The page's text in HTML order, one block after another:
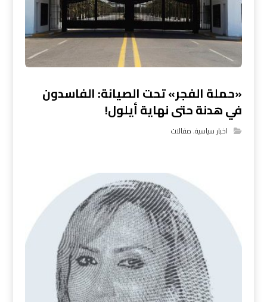
«حملة الفجر» تحت الصيانة: الفاسدون
في هدنة حتى نهاية أيلول!
اخبار سياسية,مقالات